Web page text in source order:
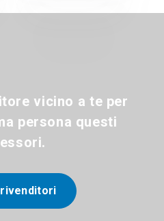
vicino a te per
persona questi